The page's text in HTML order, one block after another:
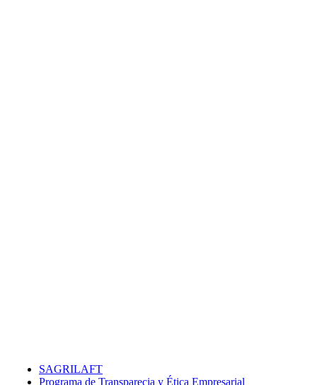
SAGRILAFT
Programa de Transparecia y Ética Empresarial